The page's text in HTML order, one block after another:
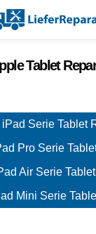
Tablet
Serie Tablet
Pro Serie
Air Serie
Mini Serie